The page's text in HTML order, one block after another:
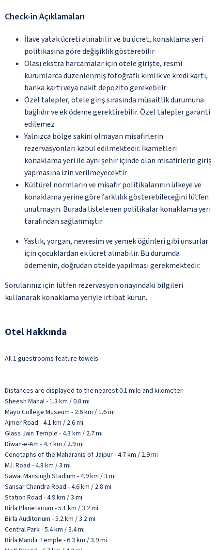
Check-in Açıklamaları
İlave yatak ücreti alınabilir ve bu ücret, konaklama yeri
politikasına göre değişiklik gösterebilir
Olası ekstra harcamalar için otele girişte, resmi
kurumlarca düzenlenmiş fotoğraflı kimlik ve kredi kartı,
banka kartı veya nakit depozito gerekebilir
Özel talepler, otele giriş sırasında müsaitlik durumuna
bağlıdır ve ek ödeme gerektirebilir. Özel talepler garanti
edilemez
Yalnızca bölge sakini olmayan misafirlerin
rezervasyonları kabul edilmektedir. İkametleri
konaklama yeri ile aynı şehir içinde olan misafirlerin giriş
yapmasına izin verilmeyecektir
Kültürel normların ve misafir politikalarının ülkeye ve
konaklama yerine göre farklılık gösterebileceğini lütfen
unutmayın. Burada listelenen politikalar konaklama yeri
tarafından sağlanmıştır.
Yastık, yorgan, nevresim ve yemek öğünleri gibi unsurlar
için çocuklardan ek ücret alınabilir. Bu durumda
ödemenin, doğrudan otelde yapılması gerekmektedir.
Sorularınız için lütfen rezervasyon onayındaki bilgileri
kullanarak konaklama yeriyle irtibat kurun.
Otel Hakkında
All 1 guestrooms feature towels.
Distances are displayed to the nearest 0.1 mile and kilometer.
Sheesh Mahal - 1.3 km / 0.8 mi
Mayo College Museum - 2.6 km / 1.6 mi
Ajmer Road - 4.1 km / 2.6 mi
Glass Jain Temple - 4.3 km / 2.7 mi
Diwan-e-Am - 4.7 km / 2.9 mi
Cenotaphs of the Maharanis of Jaipur - 4.7 km / 2.9 mi
M.I. Road - 4.8 km / 3 mi
Sawai Mansingh Stadium - 4.9 km / 3 mi
Sansar Chandra Road - 4.6 km / 2.8 mi
Station Road - 4.9 km / 3 mi
Birla Planetarium - 5.1 km / 3.2 mi
Birla Auditorium - 5.2 km / 3.2 mi
Central Park - 5.4 km / 3.4 mi
Birla Mandir Temple - 6.3 km / 3.9 mi